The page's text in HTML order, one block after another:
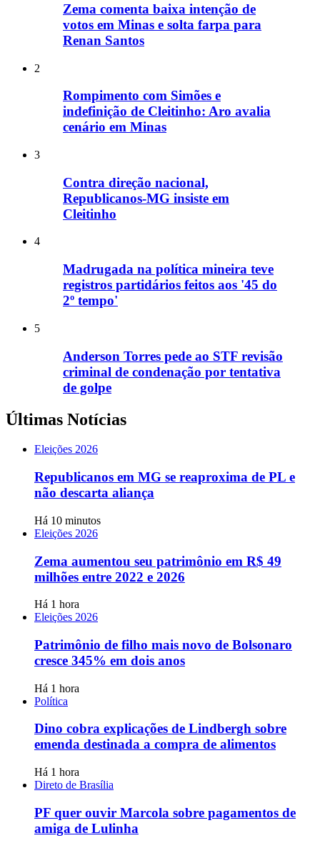
Zema comenta baixa intenção de
votos em Minas e solta farpa para
Renan Santos
2
Rompimento com Simões e
indefinição de Cleitinho: Aro avalia
cenário em Minas
3
Contra direção nacional,
Republicanos-MG insiste em
Cleitinho
4
Madrugada na política mineira teve
registros partidários feitos aos '45 do
2º tempo'
5
Anderson Torres pede ao STF revisão
criminal de condenação por tentativa
de golpe
Últimas Notícias
Eleições 2026
Republicanos em MG se reaproxima de PL e
não descarta aliança
Há 10 minutos
Eleições 2026
Zema aumentou seu patrimônio em R$ 49
milhões entre 2022 e 2026
Há 1 hora
Eleições 2026
Patrimônio de filho mais novo de Bolsonaro
cresce 345% em dois anos
Há 1 hora
Política
Dino cobra explicações de Lindbergh sobre
emenda destinada a compra de alimentos
Há 1 hora
Direto de Brasília
PF quer ouvir Marcola sobre pagamentos de
amiga de Lulinha